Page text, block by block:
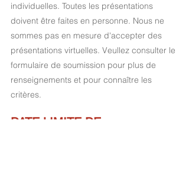
individuelles. Toutes les présentations
doivent être faites en personne. Nous ne
sommes pas en mesure d'accepter des
présentations virtuelles. Veullez consulter le
formulaire de soumission pour plus de
renseignements et pour connaître les
critères.
DATE LIMITE DE